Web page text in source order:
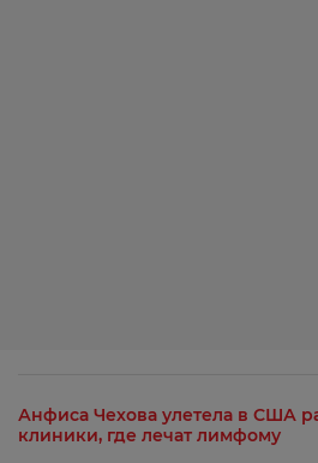
Анфиса Чехова улетела в США
клиники, где лечат лимфому